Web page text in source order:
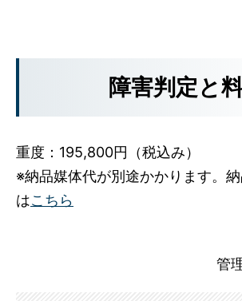
障害判定と
重度：195,800円（税込み）
※納品媒体代が別途かかります。
はこちら
管